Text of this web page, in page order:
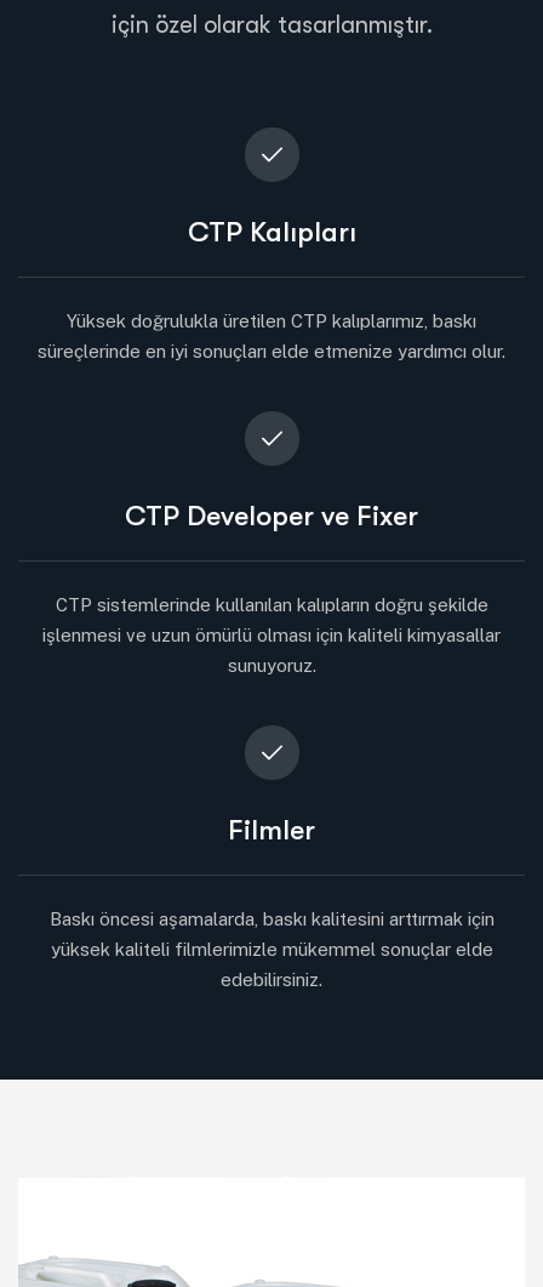
için özel olarak tasarlanmıştır.
CTP Kalıpları
Yüksek doğrulukla üretilen CTP kalıplarımız, baskı
süreçlerinde en iyi sonuçları elde etmenize yardımcı olur.
CTP Developer ve Fixer
CTP sistemlerinde kullanılan kalıpların doğru şekilde
işlenmesi ve uzun ömürlü olması için kaliteli kimyasallar
sunuyoruz.
Filmler
Baskı öncesi aşamalarda, baskı kalitesini arttırmak için
yüksek kaliteli filmlerimizle mükemmel sonuçlar elde
edebilirsiniz.